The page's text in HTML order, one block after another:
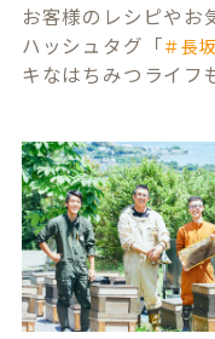
お客様のレシピやお
ハッシュタグ「＃長
キなはちみつライフ